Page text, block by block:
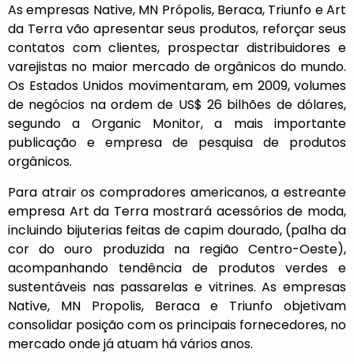
As empresas Native, MN Própolis, Beraca, Triunfo e Art
da Terra vão apresentar seus produtos, reforçar seus
contatos com clientes, prospectar distribuidores e
varejistas no maior mercado de orgânicos do mundo.
Os Estados Unidos movimentaram, em 2009, volumes
de negócios na ordem de US$ 26 bilhões de dólares,
segundo a Organic Monitor, a mais importante
publicação e empresa de pesquisa de produtos
orgânicos.
Para atrair os compradores americanos, a estreante
empresa Art da Terra mostrará acessórios de moda,
incluindo bijuterias feitas de capim dourado, (palha da
cor do ouro produzida na região Centro-Oeste),
acompanhando tendência de produtos verdes e
sustentáveis nas passarelas e vitrines. As empresas
Native, MN Propolis, Beraca e Triunfo objetivam
consolidar posição com os principais fornecedores, no
mercado onde já atuam há vários anos.